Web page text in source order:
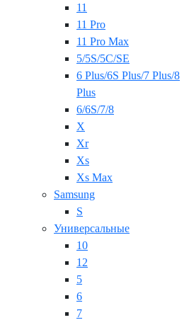
11
11 Pro
11 Pro Max
5/5S/5C/SE
6 Plus/6S Plus/7 Plus/8
Plus
6/6S/7/8
X
Xr
Xs
Xs Max
Samsung
S
Универсальные
10
12
5
6
7